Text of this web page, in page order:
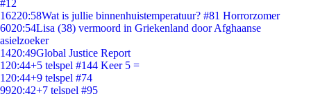
#12
16220:58Wat is jullie binnenhuistemperatuur? #81 Horrorzomer
6020:54Lisa (38) vermoord in Griekenland door Afghaanse
asielzoeker
1420:49Global Justice Report
1 20:44+5 telspel #144 Keer 5 =
1 20:44+9 telspel #74
9920:42+7 telspel #95